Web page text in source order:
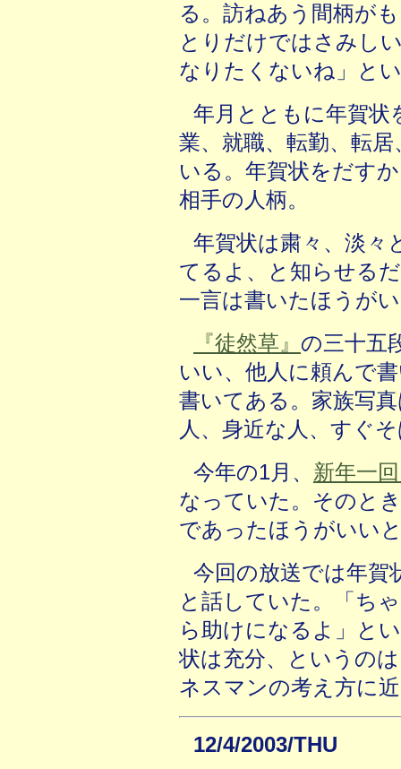
る。訪ねあう間柄が
とりだけではさみし
なりたくないね」と
年月とともに年賀状
業、就職、転勤、転
いる。年賀状をだす
相手の人柄。
年賀状は粛々、淡々
てるよ、と知らせる
一言は書いたほうが
『徒然草』 の三十五
いい、他人に頼んで
書いてある。家族写
人、身近な人、すぐ
今年の1月、 新年一
なっていた。そのと
であったほうがいい
今回の放送では年賀
と話していた。「ち
ら助けになるよ」と
状は充分、というの
ネスマンの考え方に
12/4/2003/THU